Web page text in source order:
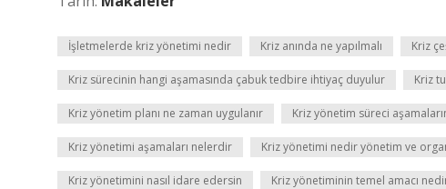
İşletmelerde kriz yönetimi nedir Kriz anında ne yapılmalı Kriz
Kriz sürecinin hangi aşamasında çabuk tedbire ihtiyaç duyulur Kriz
Kriz yönetim planı ne zaman uygulanır Kriz yönetim süreci
Kriz yönetimi aşamaları nelerdir Kriz yönetimi nedir yönetim ve
Kriz yönetimini nasıl idare edersin Kriz yönetiminin temel amacı